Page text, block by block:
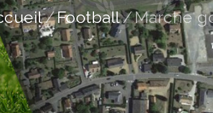
Football Marche